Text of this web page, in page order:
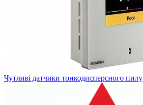
Чутливі датчики тонкодисперсного пилу